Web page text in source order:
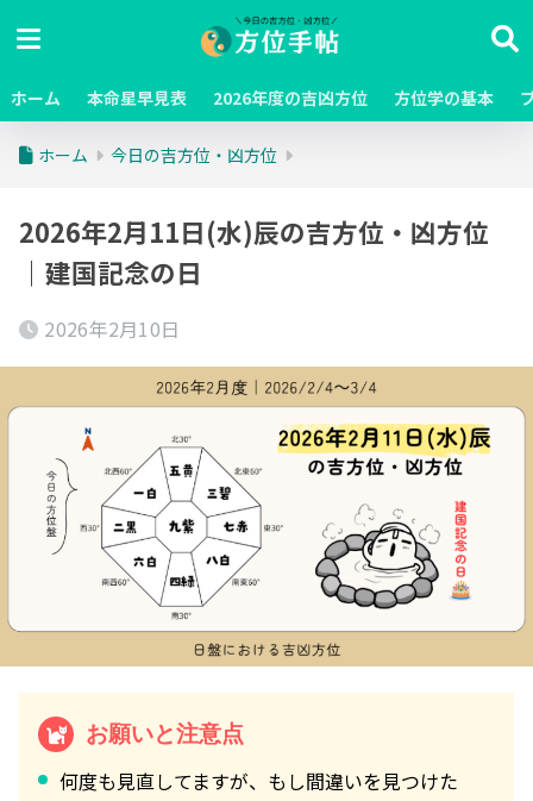
ホーム 本命星早見表 2026年度の吉凶方位 方位学の基本
ホーム 今日の吉方位・凶方位
2026年2月11日(水)辰の吉方位・凶方位
｜建国記念の日
2026年2月10日
お願いと注意点
何度も見直してますが、もし間違いを見つけた